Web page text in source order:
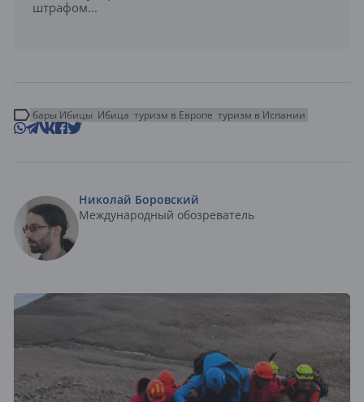
штрафом...
бары Ибицы Ибица туризм в Европе туризм в Испании
Николай Боровский
Международный обозреватель